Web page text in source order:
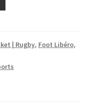
| Rugby, Foot Libéro,